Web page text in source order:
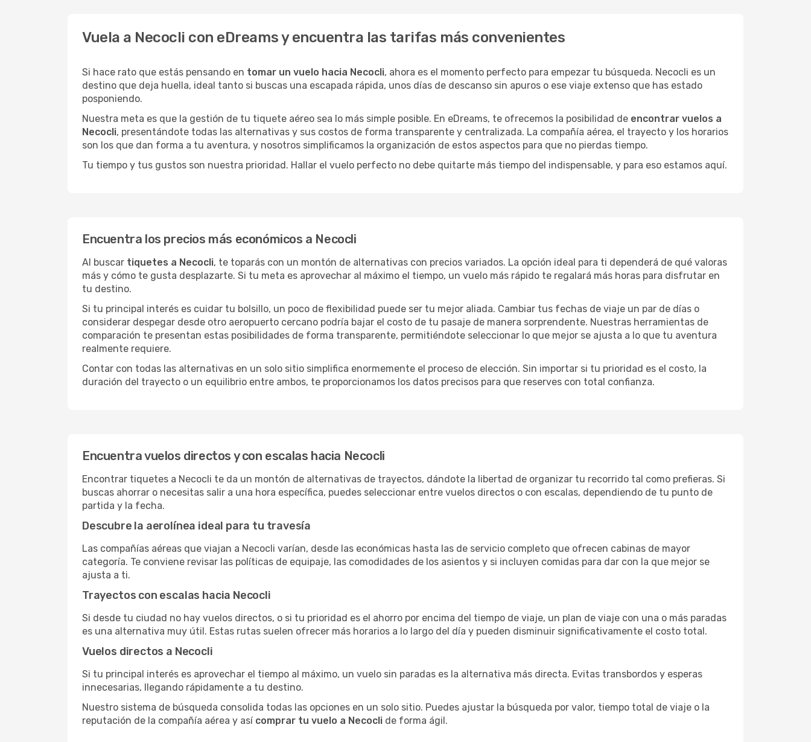
Vuela a Necocli con eDreams y encuentra las tarifas más convenientes
Si hace rato que estás pensando en tomar un vuelo hacia Necocli, ahora es el momento perfecto para empezar tu búsqueda. Necocli es un
destino que deja huella, ideal tanto si buscas una escapada rápida, unos días de descanso sin apuros o ese viaje extenso que has estado
posponiendo.
Nuestra meta es que la gestión de tu tiquete aéreo sea lo más simple posible. En eDreams, te ofrecemos la posibilidad de encontrar vuelos a
Necocli, presentándote todas las alternativas y sus costos de forma transparente y centralizada. La compañía aérea, el trayecto y los horarios
son los que dan forma a tu aventura, y nosotros simplificamos la organización de estos aspectos para que no pierdas tiempo.
Tu tiempo y tus gustos son nuestra prioridad. Hallar el vuelo perfecto no debe quitarte más tiempo del indispensable, y para eso estamos aquí.
Encuentra los precios más económicos a Necocli
Al buscar tiquetes a Necocli, te toparás con un montón de alternativas con precios variados. La opción ideal para ti dependerá de qué valoras
más y cómo te gusta desplazarte. Si tu meta es aprovechar al máximo el tiempo, un vuelo más rápido te regalará más horas para disfrutar en
tu destino.
Si tu principal interés es cuidar tu bolsillo, un poco de flexibilidad puede ser tu mejor aliada. Cambiar tus fechas de viaje un par de días o
considerar despegar desde otro aeropuerto cercano podría bajar el costo de tu pasaje de manera sorprendente. Nuestras herramientas de
comparación te presentan estas posibilidades de forma transparente, permitiéndote seleccionar lo que mejor se ajusta a lo que tu aventura
realmente requiere.
Contar con todas las alternativas en un solo sitio simplifica enormemente el proceso de elección. Sin importar si tu prioridad es el costo, la
duración del trayecto o un equilibrio entre ambos, te proporcionamos los datos precisos para que reserves con total confianza.
Encuentra vuelos directos y con escalas hacia Necocli
Encontrar tiquetes a Necocli te da un montón de alternativas de trayectos, dándote la libertad de organizar tu recorrido tal como prefieras. Si
buscas ahorrar o necesitas salir a una hora específica, puedes seleccionar entre vuelos directos o con escalas, dependiendo de tu punto de
partida y la fecha.
Descubre la aerolínea ideal para tu travesía
Las compañías aéreas que viajan a Necocli varían, desde las económicas hasta las de servicio completo que ofrecen cabinas de mayor
categoría. Te conviene revisar las políticas de equipaje, las comodidades de los asientos y si incluyen comidas para dar con la que mejor se
ajusta a ti.
Trayectos con escalas hacia Necocli
Si desde tu ciudad no hay vuelos directos, o si tu prioridad es el ahorro por encima del tiempo de viaje, un plan de viaje con una o más paradas
es una alternativa muy útil. Estas rutas suelen ofrecer más horarios a lo largo del día y pueden disminuir significativamente el costo total.
Vuelos directos a Necocli
Si tu principal interés es aprovechar el tiempo al máximo, un vuelo sin paradas es la alternativa más directa. Evitas transbordos y esperas
innecesarias, llegando rápidamente a tu destino.
Nuestro sistema de búsqueda consolida todas las opciones en un solo sitio. Puedes ajustar la búsqueda por valor, tiempo total de viaje o la
reputación de la compañía aérea y así comprar tu vuelo a Necocli de forma ágil.